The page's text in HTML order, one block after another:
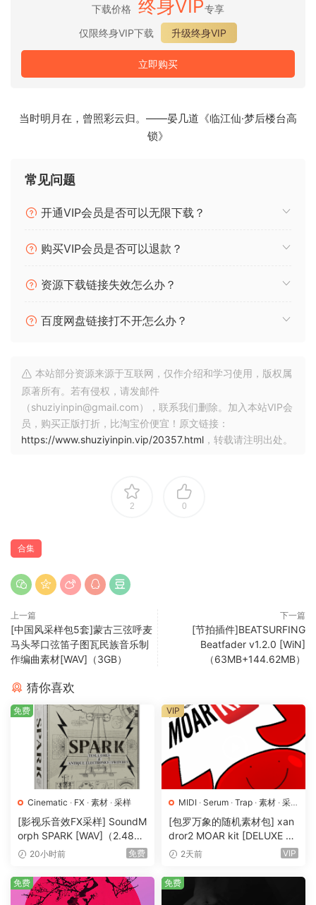
下载价格 终身VIP专享
仅限终身VIP下载
升级终身VIP
立即购买
当时明月在，曾照彩云归。——晏几道《临江仙·梦后楼台高
锁》
常见问题
开通VIP会员是否可以无限下载？
购买VIP会员是否可以退款？
资源下载链接失效怎么办？
百度网盘链接打不开怎么办？
本站部分资源来源于互联网，仅作介绍和学习使用，版权属
原著所有。若有侵权，请发邮件
（shuziyinpin@gmail.com），联系我们删除。加入本站VIP会
员，购买正版打折，比淘宝价便宜！原文链接：
https://www.shuziyinpin.vip/20357.html ，转载请注明出处。
2 0
合集
上一篇
[中国风采样包5套]蒙古三弦呼麦
马头琴口弦笛子图瓦民族音乐制
作编曲素材[WAV]（3GB）
下一篇
[节拍插件]BEATSURFING
Beatfader v1.2.0 [WiN]
（63MB+144.62MB）
猜你喜欢
Cinematic · FX · 素材 · 采样
[影视乐音效FX采样] SoundM
orph SPARK [WAV]（2.48G
B）20小时前 免费
免费
MIDI · Serum · Trap · 素材 · 采
样·预置
[包罗万象的随机素材包] xan
dror2 MOAR kit [DELUXE VE
RSION] [WAV, MiDi]（3.1G
2天前 VIP
VIP
免费 免费